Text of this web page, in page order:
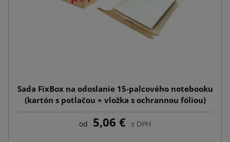
Sada FixBox na odoslanie 15-palcového notebooku
(kartón s potlačou + vložka s ochrannou fóliou)
od 5,06 € s DPH